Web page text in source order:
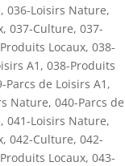
, 036-Loisirs Nature,
, 037-Culture, 037-
Locaux, 038-
A1 , 038-Produits
Parcs de Loisirs A1 ,
Nature, 040-Parcs de
, 041-Loisirs Nature,
, 042-Culture, 042-
Locaux, 043-